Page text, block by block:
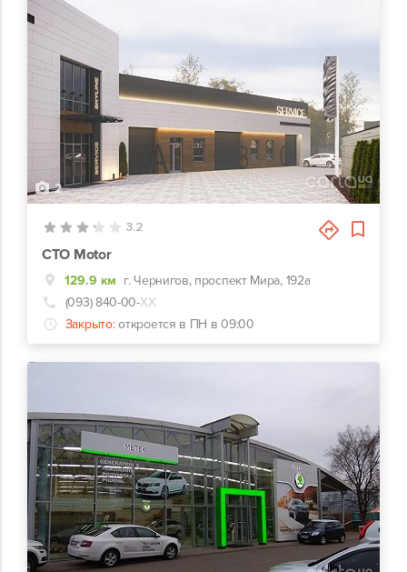
2
3.2
СТО Motor
129.9 км г. Чернигов, проспект Мира, 192а
(093) 840-00-ХХ
Закрыто: откроется в ПН в 09:00